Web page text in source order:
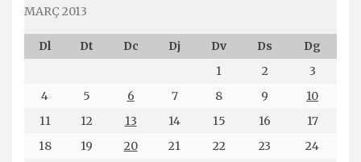
MARÇ 2013
Dl Dt Dc Dj Dv Ds
Dg
1
2
3
4
5 6 7 8 9
10
11
12 13 14 15 16
17
18
19 20 21 22 23
24